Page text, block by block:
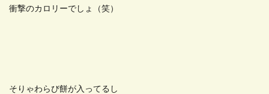
衝撃のカロリーでしょ（笑）
そりゃわらび餅が入ってるし